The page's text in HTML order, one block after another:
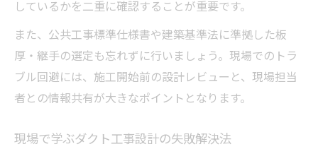
しているかを二重に確認することが重要です。
また、公共工事標準仕様書や建築基準法に準拠した板
厚・継手の選定も忘れずに行いましょう。現場でのトラ
ブル回避には、施工開始前の設計レビューと、現場担当
者との情報共有が大きなポイントとなります。
現場で学ぶダクト工事設計の失敗解決法